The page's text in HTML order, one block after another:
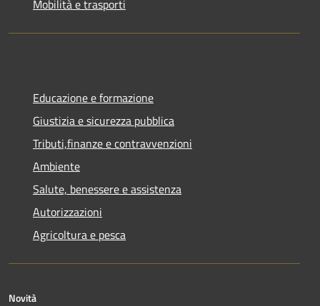
Mobilità e trasporti
Educazione e formazione
Giustizia e sicurezza pubblica
Tributi,finanze e contravvenzioni
Ambiente
Salute, benessere e assistenza
Autorizzazioni
Agricoltura e pesca
Novità